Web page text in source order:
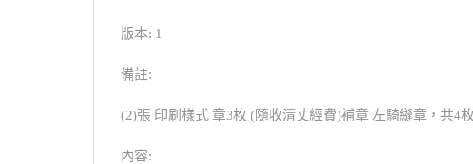
版本: 1
備註:
(2)張 印刷樣式 章3枚 (隨收清丈經費)補章 左騎縫章，共4
內容: